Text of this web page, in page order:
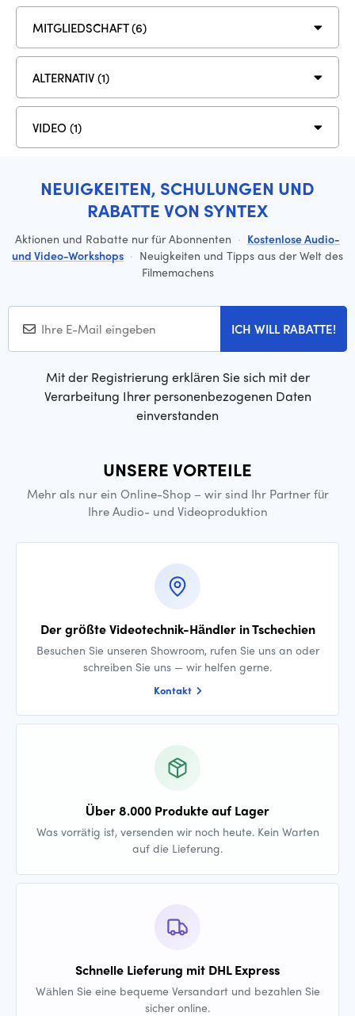
MITGLIEDSCHAFT (6)
ALTERNATIV (1)
VIDEO (1)
NEUIGKEITEN, SCHULUNGEN UND
RABATTE VON SYNTEX
Aktionen und Rabatte nur für Abonnenten · Kostenlose Audio-
und Video-Workshops · Neuigkeiten und Tipps aus der Welt des
Filmemachens
ICH WILL RABATTE!
Mit der Registrierung erklären Sie sich mit der
Verarbeitung Ihrer personenbezogenen Daten
einverstanden
UNSERE VORTEILE
Mehr als nur ein Online-Shop – wir sind Ihr Partner für
Ihre Audio- und Videoproduktion
Der größte Videotechnik-Händler in Tschechien
Besuchen Sie unseren Showroom, rufen Sie uns an oder
schreiben Sie uns — wir helfen gerne.
Kontakt
Über 8.000 Produkte auf Lager
Was vorrätig ist, versenden wir noch heute. Kein Warten
auf die Lieferung.
Schnelle Lieferung mit DHL Express
Wählen Sie eine bequeme Versandart und bezahlen Sie
sicher online.